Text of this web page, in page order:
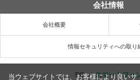
会社情報
会社概要
情報セキュリティへの取り
PC／スマートフォ
当ウェブサイトでは、お客様により良いサ